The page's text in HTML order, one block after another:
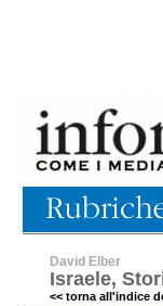
David Elber
Israele,
<< torna all'indice